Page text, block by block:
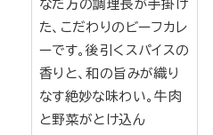
なだ万の調理長が手掛け
た、こだわりのビーフカレ
ーです。後引くスパイスの
香りと、和の旨みが織り
なす絶妙な味わい。牛肉
と野菜がとけ込ん